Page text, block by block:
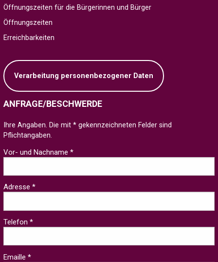
Öffnungszeiten für die Bürgerinnen und Bürger
Öffnungszeiten
Erreichbarkeiten
Verarbeitung personenbezogener Daten
ANFRAGE/BESCHWERDE
Ihre Angaben. Die mit * gekennzeichneten Felder sind
Pflichtangaben.
Vor- und Nachname *
Adresse *
Telefon *
Emaille *